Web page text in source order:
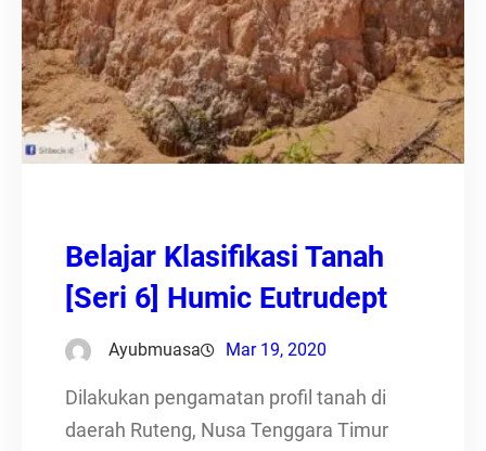
Belajar Klasifikasi Tanah
[Seri 6] Humic Eutrudept
Ayubmuasa Mar 19, 2020
Dilakukan pengamatan profil tanah di
daerah Ruteng, Nusa Tenggara Timur